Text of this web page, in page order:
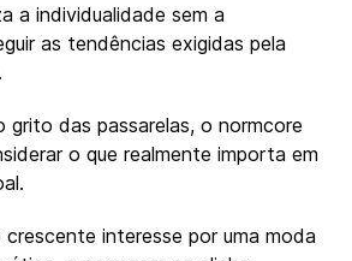
a individualidade sem a
as tendências exigidas pela
grito das passarelas, o normcore
o que realmente importa em
interesse por uma moda